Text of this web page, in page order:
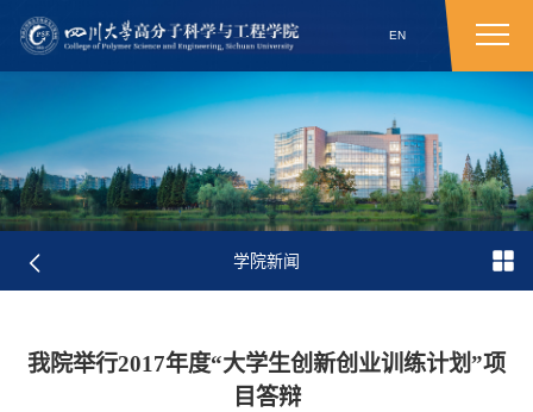
EN
学院新闻
我院举行2017年度“大学生创新创业训练计划”项
目答辩